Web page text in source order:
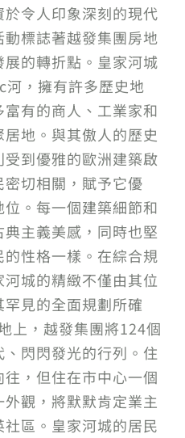
令人印象深刻的現代
標誌著越發集團房地
的轉折點。皇家河城
，擁有許多歷史地
有的商人、工業家和
地。與其傲人的歷史
到優雅的歐洲建築啟
切相關，賦予它優
。每一個建築細節和
主義美感，同時也堅
性格一樣。在綜合規
城的精緻不僅由其位
見的全面規劃所確
上，越發集團將124個
閃閃發光的行列。住
，但住在市中心一個
觀，將默默肯定業主
區。皇家河城的居民